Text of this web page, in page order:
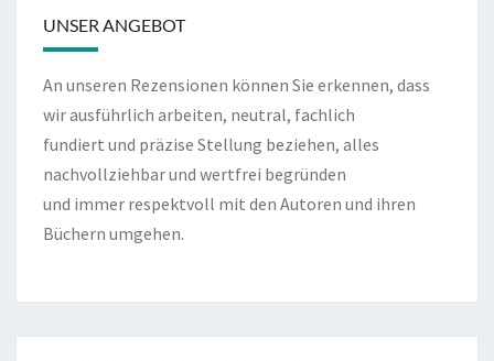
UNSER ANGEBOT
An unseren Rezensionen können Sie erkennen, dass
wir ausführlich arbeiten, neutral, fachlich
fundiert und präzise Stellung beziehen, alles
nachvollziehbar und wertfrei begründen
und immer respektvoll mit den Autoren und ihren
Büchern umgehen.